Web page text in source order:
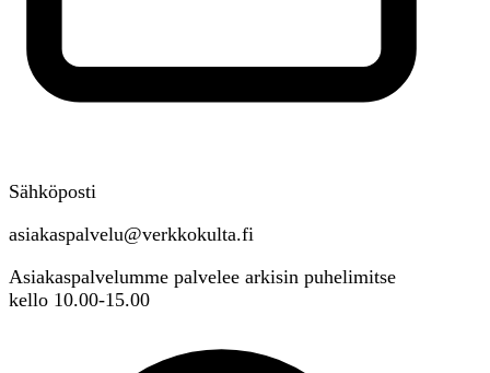
Sähköposti
asiakaspalvelu@verkkokulta.fi
Asiakaspalvelumme palvelee arkisin puhelimitse
kello 10.00-15.00